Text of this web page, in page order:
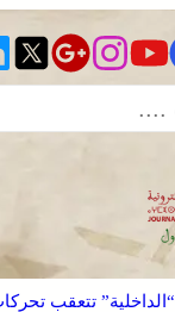
“الداخلية” تتعقب